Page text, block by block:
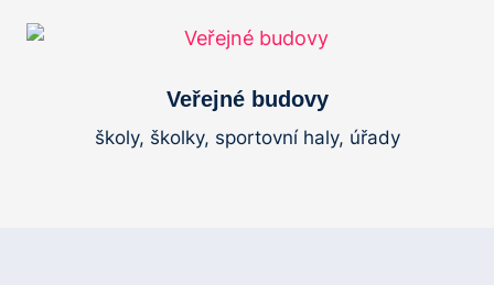
Veřejné budovy
školy, školky, sportovní haly, úřady